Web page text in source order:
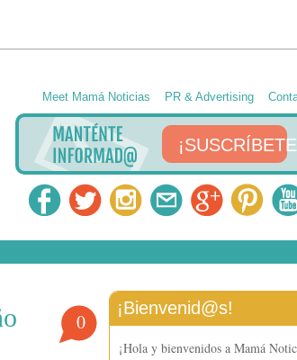
Meet Mamá Noticias PR & Advertising
0
¡Bienvenid@s!
¡Hola y bienvenidos a Mamá